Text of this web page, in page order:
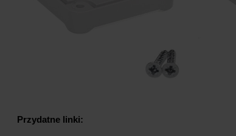
Przydatne linki: